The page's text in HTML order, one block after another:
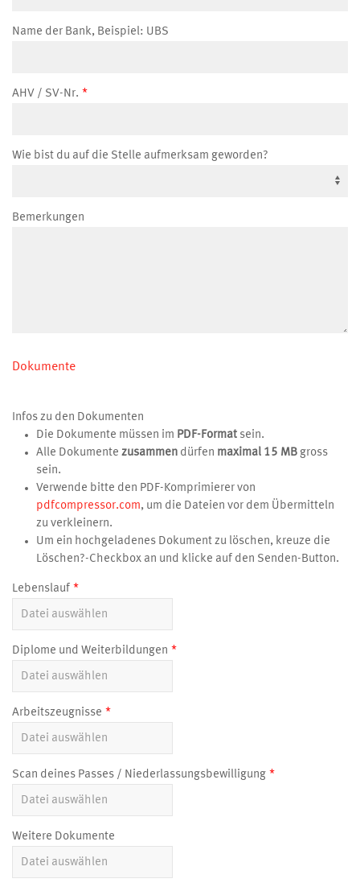
Name der Bank, Beispiel: UBS
AHV / SV-Nr.
Wie bist du auf die Stelle aufmerksam geworden?
Bemerkungen
Dokumente
Infos zu den Dokumenten
Die Dokumente müssen im PDF-Format sein.
Alle Dokumente zusammen dürfen maximal 15 MB gross
sein.
Verwende bitte den PDF-Komprimierer von
pdfcompressor.com, um die Dateien vor dem Übermitteln
zu verkleinern.
Um ein hochgeladenes Dokument zu löschen, kreuze die
Löschen?-Checkbox an und klicke auf den Senden-Button.
Lebenslauf
Diplome und Weiterbildungen
Arbeitszeugnisse
Scan deines Passes / Niederlassungsbewilligung
Weitere Dokumente